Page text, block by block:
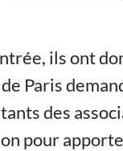
ils ont
Paris
des
pour